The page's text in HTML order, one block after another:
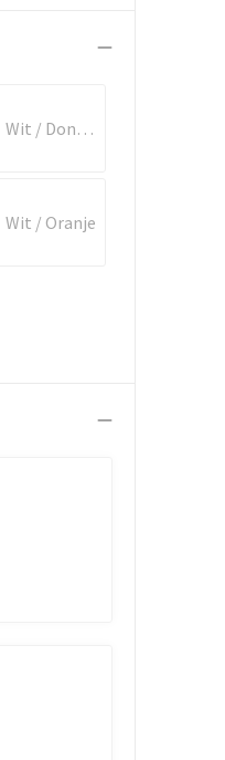
Wit / Donkerblauw
Wit / Oranje